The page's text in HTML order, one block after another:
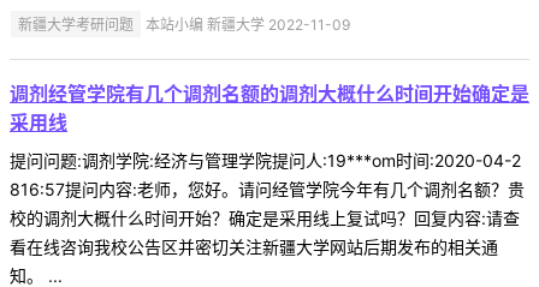
新疆大学考研问题 本站小编 新疆大学 2022-11-09
调剂经管学院有几个调剂名额的调剂大概什么时间开始确定是
采用线
提问问题:调剂学院:经济与管理学院提问人:19***om时间:2020-04-2
816:57提问内容:老师，您好。请问经管学院今年有几个调剂名额？贵
校的调剂大概什么时间开始？确定是采用线上复试吗？回复内容:请查
看在线咨询我校公告区并密切关注新疆大学网站后期发布的相关通
知。 ...